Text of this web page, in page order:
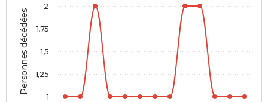
Personnes décédées
1
1,25
1,5
1,75
2